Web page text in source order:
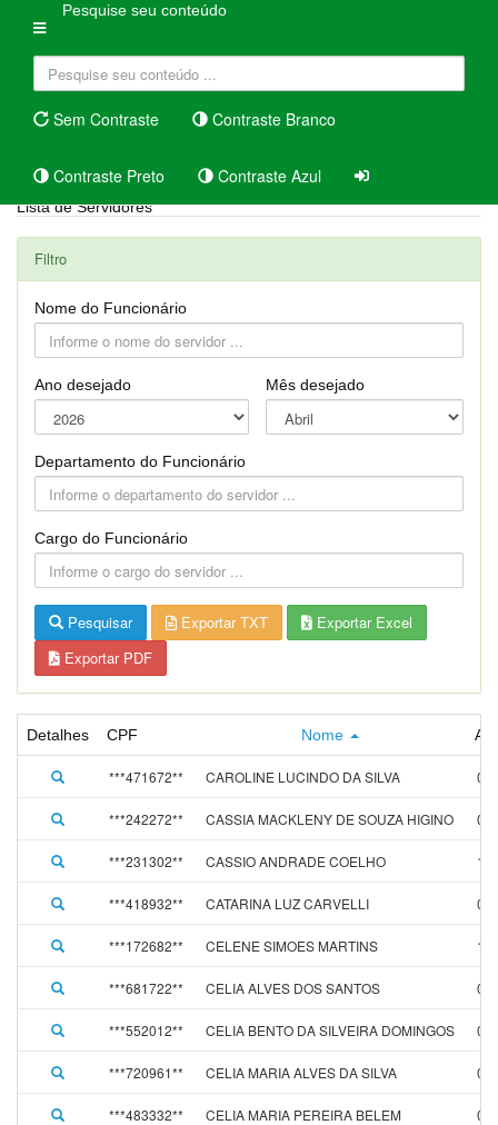
Pesquise seu conteúdo
Sem Contraste Contraste Branco
Contraste Preto Contraste Azul
Lista de Servidores
Filtro
Nome do Funcionário
Ano desejado Mês desejado
Departamento do Funcionário
Cargo do Funcionário
Pesquisar Exportar TXT
Exportar Excel
Exportar PDF
Detalhes CPF Nome
***471672** CAROLINE LUCINDO DA SILVA
***242272** CASSIA MACKLENY DE SOUZA HIGINO
***231302** CASSIO ANDRADE COELHO
***418932** CATARINA LUZ CARVELLI
***172682** CELENE SIMOES MARTINS
***681722** CELIA ALVES DOS SANTOS
***552012** CELIA BENTO DA SILVEIRA DOMINGOS
***720961** CELIA MARIA ALVES DA SILVA
***483332** CELIA MARIA PEREIRA BELEM